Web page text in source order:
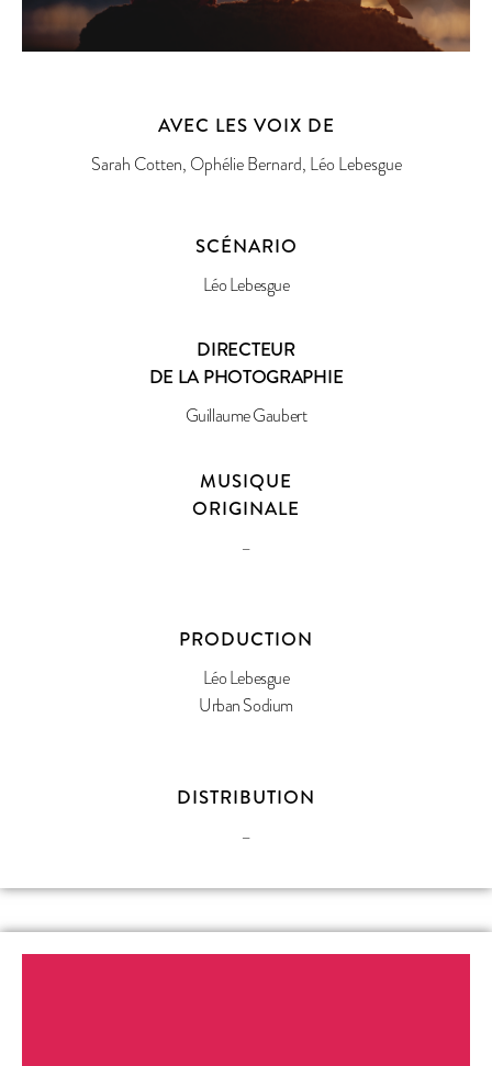
AVEC LES VOIX DE
Sarah Cotten, Ophélie Bernard, Léo Lebesgue
SCÉNARIO
Léo Lebesgue
DIRECTEUR
DE LA PHOTOGRAPHIE
Guillaume Gaubert
MUSIQUE
ORIGINALE
–
PRODUCTION
Léo Lebesgue
Urban Sodium
DISTRIBUTION
–